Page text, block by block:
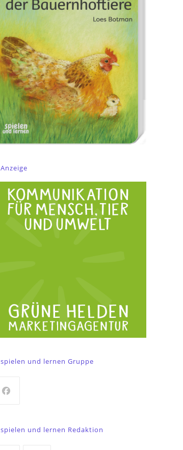
Anzeige
spielen und lernen Gruppe
spielen und lernen Redaktion